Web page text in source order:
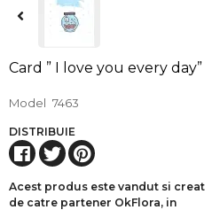
Card ” I love you every day”
Model 7463
DISTRIBUIE
Acest produs este vandut si creat
de catre partener OkFlora, in